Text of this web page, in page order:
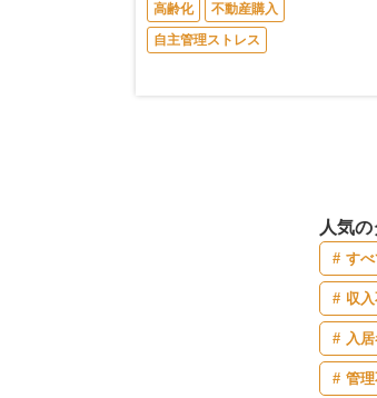
高齢化
不動産購入
自主管理ストレス
人気
すべ
収
入
管